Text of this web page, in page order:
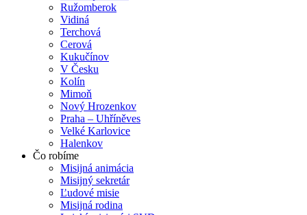
Ružomberok
Vidiná
Terchová
Cerová
Kukučínov
V Česku
Kolín
Mimoň
Nový Hrozenkov
Praha – Uhříněves
Velké Karlovice
Halenkov
Čo robíme
Misijná animácia
Misijný sekretár
Ľudové misie
Misijná rodina